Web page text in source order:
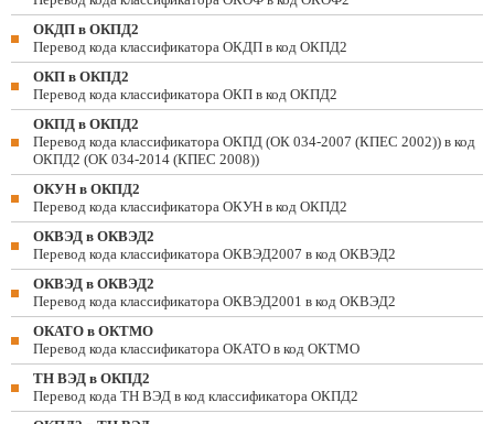
ОКДП в ОКПД2
Перевод кода классификатора ОКДП в код ОКПД2
ОКП в ОКПД2
Перевод кода классификатора ОКП в код ОКПД2
ОКПД в ОКПД2
Перевод кода классификатора ОКПД (ОК 034-2007 (КПЕС 2002)) в код
ОКПД2 (ОК 034-2014 (КПЕС 2008))
ОКУН в ОКПД2
Перевод кода классификатора ОКУН в код ОКПД2
ОКВЭД в ОКВЭД2
Перевод кода классификатора ОКВЭД2007 в код ОКВЭД2
ОКВЭД в ОКВЭД2
Перевод кода классификатора ОКВЭД2001 в код ОКВЭД2
ОКАТО в ОКТМО
Перевод кода классификатора ОКАТО в код ОКТМО
ТН ВЭД в ОКПД2
Перевод кода ТН ВЭД в код классификатора ОКПД2